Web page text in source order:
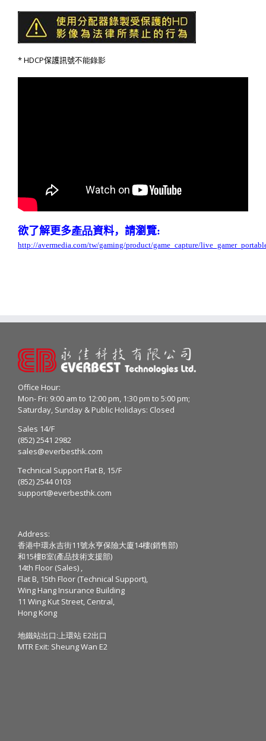
* HDCP保護訊號不能錄影
欲了解更多產品資料，請瀏覽:
http://avermedia.com/tw/gaming/product/game_capture/
Office Hour:
Mon- Fri: 9:00 am to 12:00 pm, 1:30 pm to 5:00 pm;
Saturday, Sunday & Public Holidays: Closed
Sales 14/F
(852) 2541 2982
sales@everbesthk.com
Technical Support Flat B, 15/F
(852) 2544 0103
support@everbesthk.com
Address:
香港中環永吉街11號永亨保險大廈14樓(銷售部)
和15樓B室(產品技術支援部)
14th Floor (Sales) ,
Flat B, 15th Floor (Technical Support),
Wing Hang Insurance Building
11 Wing Kut Street, Central,
Hong Kong
地鐵站出口:上環站 E2出口
MTR Exit: Sheung Wan E2